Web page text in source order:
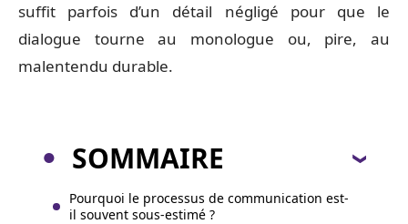
suffit parfois d’un détail négligé pour que le
dialogue tourne au monologue ou, pire, au
malentendu durable.
SOMMAIRE
Pourquoi le processus de communication est-
il souvent sous-estimé ?